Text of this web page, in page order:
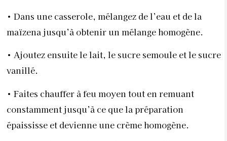
• Dans une casserole, mélangez de l’eau et de la
maïzena jusqu’à obtenir un mélange homogène.
• Ajoutez ensuite le lait, le sucre semoule et le sucre
vanillé.
• Faites chauffer à feu moyen tout en remuant
constamment jusqu’à ce que la préparation
épaississe et devienne une crème homogène.